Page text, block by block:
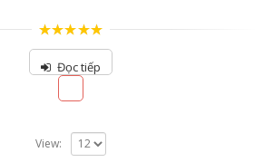
4.50out of
Đọc tiếp
View: